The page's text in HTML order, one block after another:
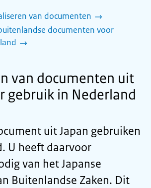
van documenten
documenten voor
van documenten uit
gebruik in Nederland
uit Japan gebruiken
U heeft daarvoor
van het Japanse
Buitenlandse Zaken. Dit